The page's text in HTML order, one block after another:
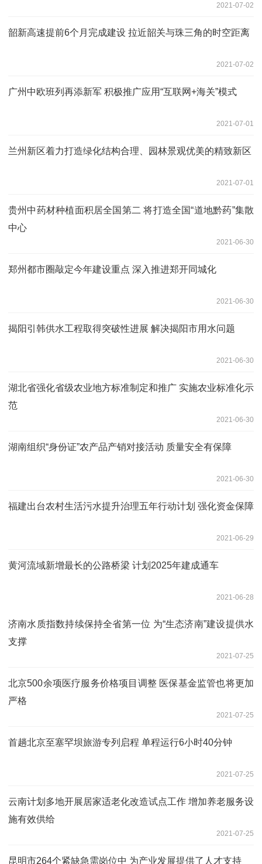
2021-07-02
韶新高速提前6个月完成建设 拉近韶关与珠三角的时空距离
2021-07-02
广州中欧班列再添新军 积极推广应用“互联网+海关”模式
2021-07-01
兰州新区着力打造绿化结构合理、园林景观优美的精致新区
2021-07-01
贵州中药材种植面积居全国第二 将打造全国“道地黔药”集散
中心
2021-06-30
郑州都市圈敲定今年建设重点 深入推进郑开同城化
2021-06-30
揭阳引韩供水工程取得突破性进展 解决揭阳市用水问题
2021-06-30
湖北省强化省级农业地方标准制定和推广 实施农业标准化示
范
2021-06-30
湖南组织“身份证”农产品产销对接活动 质量安全有保障
2021-06-30
福建出台农村生活污水提升治理五年行动计划 强化资金保障
2021-06-29
黄河流域新增最长的公路桥梁 计划2025年建成通车
2021-06-28
济南水质指数持续保持全省第一位 为“生态济南”建设提供水
支撑
2021-07-25
北京500余项医疗服务价格项目调整 医保基金监管也将更加
严格
2021-07-25
首趟北京至塞罕坝旅游专列启程 单程运行6小时40分钟
2021-07-25
云南计划多地开展居家适老化改造试点工作 增加养老服务设
施有效供给
2021-07-25
昆明市264个紧缺急需岗位中 为产业发展提供了人才支持